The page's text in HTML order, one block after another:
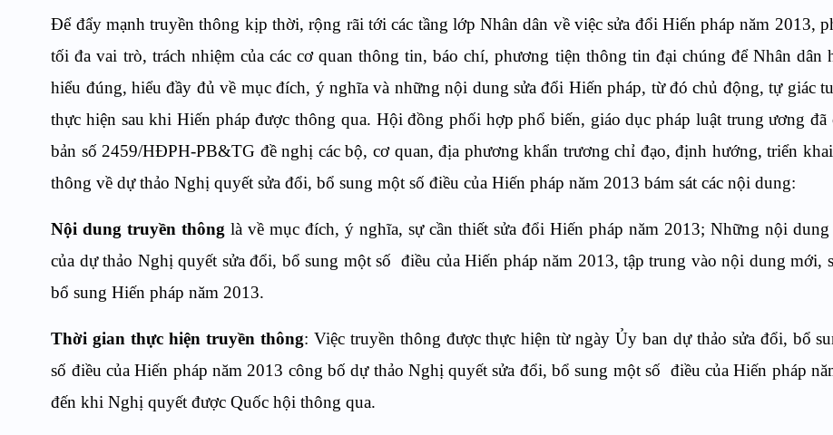
Để đẩy mạnh truyền thông kịp thời, rộng rãi tới các tầng lớp Nhân dân về việc sửa đổi Hiến pháp năm 2013,
tối đa vai trò, trách nhiệm của các cơ quan thông tin, báo chí, phương tiện thông tin đại chúng để Nhân dân
hiểu đúng, hiểu đầy đủ về mục đích, ý nghĩa và những nội dung sửa đổi Hiến pháp, từ đó chủ động, tự giác
thực hiện sau khi Hiến pháp được thông qua. Hội đồng phối hợp phổ biến, giáo dục pháp luật trung ương đã
bản số 2459/HĐPH-PB&TG đề nghị các bộ, cơ quan, địa phương khẩn trương chỉ đạo, định hướng, triển
thông về dự thảo Nghị quyết sửa đổi, bổ sung một số điều của Hiến pháp năm 2013 bám sát các nội dung:
Nội dung truyền thông là về mục đích, ý nghĩa, sự cần thiết sửa đổi Hiến pháp năm 2013; Những nội dung
của dự thảo Nghị quyết sửa đổi, bổ sung một số điều của Hiến pháp năm 2013, tập trung vào nội dung mới,
bổ sung Hiến pháp năm 2013.
Thời gian thực hiện truyền thông: Việc truyền thông được thực hiện từ ngày Ủy ban dự thảo sửa đổi, bổ
số điều của Hiến pháp năm 2013 công bố dự thảo Nghị quyết sửa đổi, bổ sung một số điều của Hiến pháp
đến khi Nghị quyết được Quốc hội thông qua.